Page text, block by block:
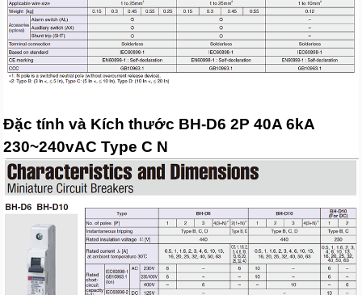
Đặc tính và Kích thước BH-D6 2P 40A 6kA
230~240vAC Type C N